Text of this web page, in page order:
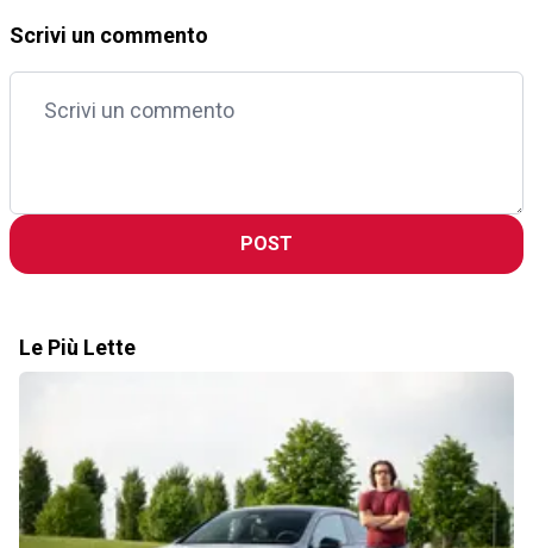
Scrivi un commento
POST
Le Più Lette